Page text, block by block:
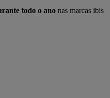
todo o ano nas marcas ibis